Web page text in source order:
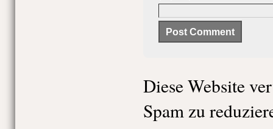
Diese Website
Spam zu